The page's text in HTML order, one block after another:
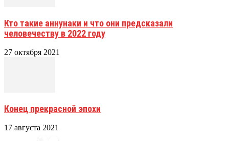
Кто такие аннунаки и что они предсказали
человечеству в 2022 году
27 октября 2021
Конец прекрасной эпохи
17 августа 2021